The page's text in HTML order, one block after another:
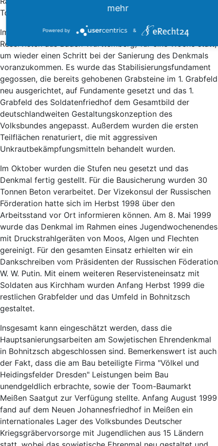
Tonnen Steine mit der Hand bewegt.
Im August 1998 fand der nächste Einsatz (diesmal mit
Reservisten aus Baden-Württemberg) für eine Woche statt,
um wieder einen Schritt bei der Sanierung des Denkmals
voranzukommen. Es wurde das Stabilisierungsfundament
gegossen, die bereits gehobenen Grabsteine im 1. Grabfeld
neu ausgerichtet, auf Fundamente gesetzt und das 1.
Grabfeld des Soldatenfriedhof dem Gesamtbild der
deutschlandweiten Gestaltungskonzeption des
Volksbundes angepasst. Außerdem wurden die ersten
Teilflächen renaturiert, die mit aggressiven
Unkrautbekämpfungsmitteln behandelt wurden.
Im Oktober wurden die Stufen neu gesetzt und das
Denkmal fertig gestellt. Für die Bausicherung wurden 30
Tonnen Beton verarbeitet. Der Vizekonsul der Russischen
Förderation hatte sich im Herbst 1998 über den
Arbeitsstand vor Ort informieren können. Am 8. Mai 1999
wurde das Denkmal im Rahmen eines Jugendwochenendes
mit Druckstrahlgeräten von Moos, Algen und Flechten
gereinigt. Für den gesamten Einsatz erhielten wir ein
Dankschreiben vom Präsidenten der Russischen Föderation
W. W. Putin. Mit einem weiteren Reservisteneinsatz mit
Soldaten aus Kirchham wurden Anfang Herbst 1999 die
restlichen Grabfelder und das Umfeld in Bohnitzsch
gestaltet.
Insgesamt kann eingeschätzt werden, dass die
Hauptsanierungsarbeiten am Sowjetischen Ehrendenkmal
in Bohnitzsch abgeschlossen sind. Bemerkenswert ist auch
der Fakt, dass die am Bau beteiligte Firma "Völkel und
Heidingsfelder Dresden" Leistungen beim Bau
unendgeldlich erbrachte, sowie der Toom-Baumarkt
Meißen Saatgut zur Verfügung stellte. Anfang August 1999
fand auf dem Neuen Johannesfriedhof in Meißen ein
internationales Lager des Volksbundes Deutscher
Kriegsgräbervorsorge mit Jugendlichen aus 15 Ländern
mehr
Powered by &